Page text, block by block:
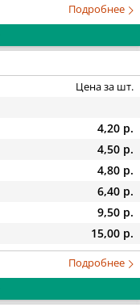
Подробнее
Цена за шт.
4,20 р.
4,50 р.
4,80 р.
6,40 р.
9,50 р.
15,00 р.
Подробнее